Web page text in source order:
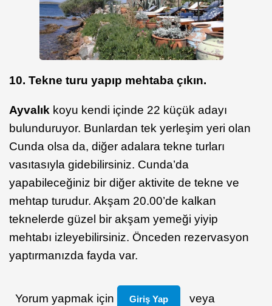
10. Tekne turu yapıp mehtaba çıkın.
Ayvalık koyu kendi içinde 22 küçük adayı
bulunduruyor. Bunlardan tek yerleşim yeri olan
Cunda olsa da, diğer adalara tekne turları
vasıtasıyla gidebilirsiniz. Cunda’da
yapabileceğiniz bir diğer aktivite de tekne ve
mehtap turudur. Akşam 20.00’de kalkan
teknelerde güzel bir akşam yemeği yiyip
mehtabı izleyebilirsiniz. Önceden rezervasyon
yaptırmanızda fayda var.
Yorum yapmak için Giriş Yap veya